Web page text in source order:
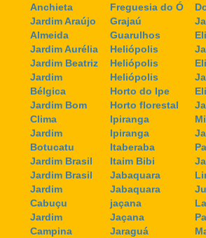
Anchieta
Jardim Araújo
Almeida
Jardim Aurélia
Jardim Beatriz
Jardim
Bélgica
Jardim Bom
Clima
Jardim
Botucatu
Jardim Brasil
Jardim Brasil
Jardim
Cabuçu
Jardim
Campina
Freguesia do Ó
Grajaú
Guarulhos
Heliópolis
Heliópolis
Heliópolis
Horto do Ipe
Horto florestal
Ipiranga
Ipiranga
Itaberaba
Itaim Bibi
Jabaquara
Jabaquara
jaçana
Jaçana
Jaraguá